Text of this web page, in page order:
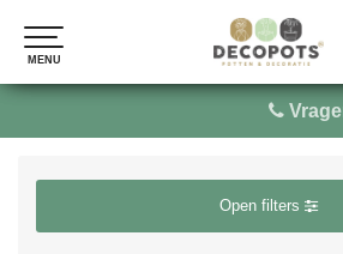
MENU
MENU
Open filters